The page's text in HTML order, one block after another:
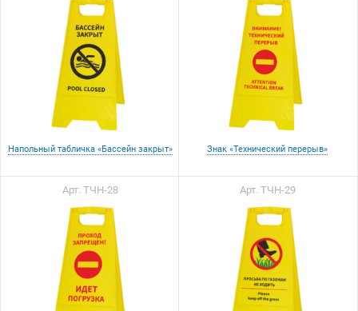
Напольный табличка «Бассейн закрыт» Знак «Технический перерыв»
Арт. ТЧН-28 Арт. ТЧН-29